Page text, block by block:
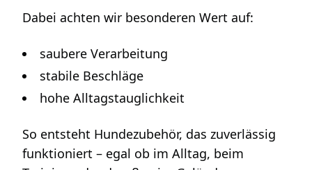
Dabei achten wir besonderen Wert auf:
saubere Verarbeitung
stabile Beschläge
hohe Alltagstauglichkeit
So entsteht Hundezubehör, das zuverlässig
funktioniert – egal ob im Alltag, beim